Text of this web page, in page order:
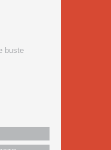
buste